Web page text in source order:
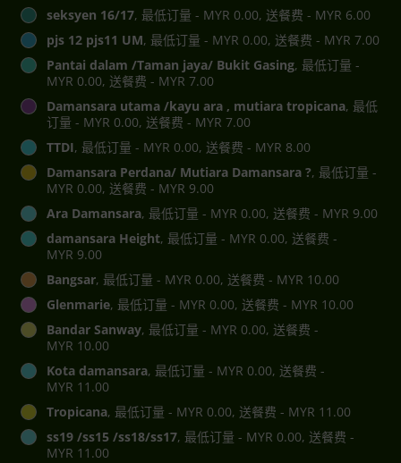
seksyen 16/17, 最低订量 - MYR 0.00, 送餐费 - MYR 6.00
pjs 12 pjs11 UM, 最低订量 - MYR 0.00, 送餐费 - MYR 7.00
Pantai dalam /Taman jaya/ Bukit Gasing, 最低订量 -
MYR 0.00, 送餐费 - MYR 7.00
Damansara utama /kayu ara , mutiara tropicana, 最低
订量 - MYR 0.00, 送餐费 - MYR 7.00
TTDI, 最低订量 - MYR 0.00, 送餐费 - MYR 8.00
Damansara Perdana/ Mutiara Damansara ?, 最低订量 -
MYR 0.00, 送餐费 - MYR 9.00
Ara Damansara, 最低订量 - MYR 0.00, 送餐费 - MYR 9.00
damansara Height, 最低订量 - MYR 0.00, 送餐费 -
MYR 9.00
Bangsar, 最低订量 - MYR 0.00, 送餐费 - MYR 10.00
Glenmarie, 最低订量 - MYR 0.00, 送餐费 - MYR 10.00
Bandar Sanway, 最低订量 - MYR 0.00, 送餐费 -
MYR 10.00
Kota damansara, 最低订量 - MYR 0.00, 送餐费 -
MYR 11.00
Tropicana, 最低订量 - MYR 0.00, 送餐费 - MYR 11.00
ss19 /ss15 /ss18/ss17, 最低订量 - MYR 0.00, 送餐费 -
MYR 11.00